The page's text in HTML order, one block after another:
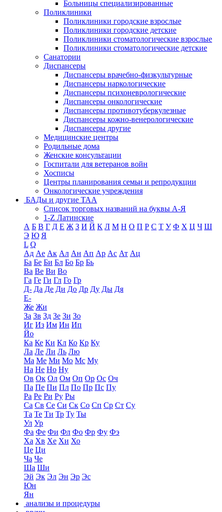
Больницы специализированные
Поликлиники
Поликлиники городские взрослые
Поликлиники городские детские
Поликлиники стоматологические взрослые
Поликлиники стоматологические детские
Санатории
Диспансеры
Диспансеры врачебно-физкультурные
Диспансеры наркологические
Диспансеры психоневрологические
Диспансеры онкологические
Диспансеры противотуберкулезные
Диспансеры кожно-венерологические
Диспансеры другие
Медицинские центры
Родильные дома
Женские консультации
Госпитали для ветеранов войн
Хосписы
Центры планирования семьи и репродукции
Онкологические учреждения
БАДы и другие ТАА
Список торговых названий на буквы А-Я
1-Z Латинские
А Б В Г Д Е Ж З И Й К Л М Н О П Р С Т У Ф Х Ц Ч Ш
Э Ю Я
L Q
Ад Ае Ак Ал Ан Ап Ар Ас Ат Ац
Ба Бе Би Бл Бо Бр Бь
Ва Ве Ви Во
Га Ге Ги Гл Го Гр
Д- Да Де Ди До Др Ду Ды Дя
Е-
Же Жи
За Зв Зд Зе Зи Зо
Иг Из Им Ин Ип
Йо
Ка Ке Ки Кл Ко Кр Ку
Ла Ле Ли Ль Лю
Ма Ме Ми Мо Мс Му
На Не Но Ну
Ов Ок Ол Ом Оп Ор Ос Оч
Па Пе Пи Пл По Пр Пс Пу
Ра Ре Ри Ру Ры
Са Св Се Си Ск Со Сп Ср Ст Су
Та Те Ти Тр Ту Ты
Ул Ур
Фа Фе Фи Фл Фо Фр Фу Фэ
Ха Хв Хе Хи Хо
Це Ци
Ча Че
Ша Ши
Эй Эк Эл Эн Эр Эс
Юн
Ян
анализы и процедуры